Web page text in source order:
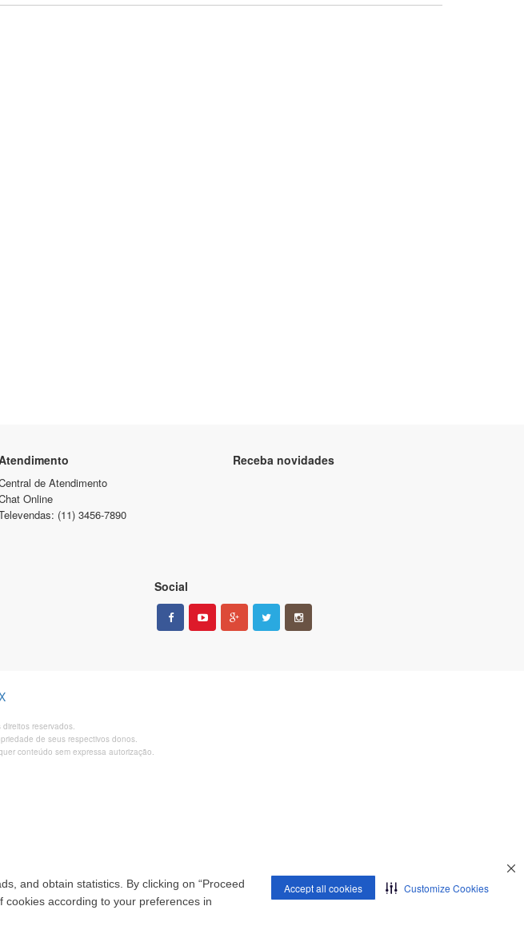
and obtain statistics. By clicking on “Proceed
according to your preferences in
Accept all cookies Customize Cookies
de Atendimento
Online
(11) 3456-7890
Receba novidades
Social
reservados.
de seus respectivos donos.
conteúdo sem expressa autorização.